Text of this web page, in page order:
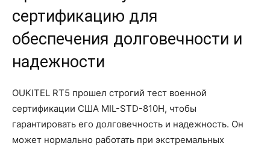
сертификацию для
обеспечения долговечности и
надежности
OUKITEL RT5 прошел строгий тест военной
сертификации США MIL-STD-810H, чтобы
гарантировать его долговечность и надежность. Он
может нормально работать при экстремальных